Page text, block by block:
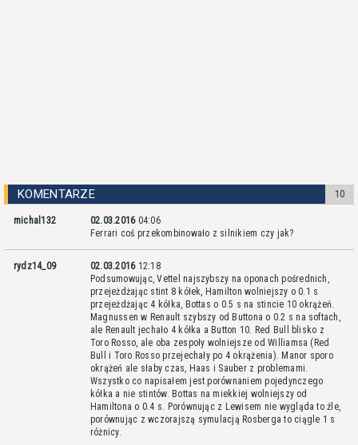
KOMENTARZE 10
michal132 02.03.2016 04:06
Ferrari coś przekombinowało z silnikiem czy jak?
rydz14_09 02.03.2016 12:18
Podsumowując, Vettel najszybszy na oponach pośrednich,
przejeżdżając stint 8 kółek, Hamilton wolniejszy o 0.1 s
przejeżdżając 4 kółka, Bottas o 0.5 s na stincie 10 okrążeń.
Magnussen w Renault szybszy od Buttona o 0.2 s na softach,
ale Renault jechało 4 kółka a Button 10. Red Bull blisko z
Toro Rosso, ale oba zespoły wolniejsze od Williamsa (Red
Bull i Toro Rosso przejechały po 4 okrążenia). Manor sporo
okrążeń ale słaby czas, Haas i Sauber z problemami.
Wszystko co napisałem jest porównaniem pojedynczego
kółka a nie stintów. Bottas na miekkiej wolniejszy od
Hamiltona o 0.4 s. Porównując z Lewisem nie wygląda to źle,
porównując z wczorajszą symulacją Rosberga to ciągle 1 s
różnicy.